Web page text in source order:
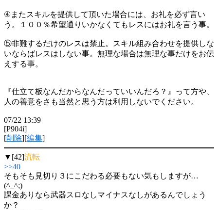
④またスキルを提供して頂いた場合には、お礼を必ず言い
う。１００％希望通りいかなくてもレスにはお礼を言う事。
⑤非難するだけのレスは禁止。スキル組み合わせを提供しな
いならばレスはしない事。無理な場合は無理な事だけをお伝
えする事。
『仕立て板なんだからなんだっていいんだろ？』って方や、
人の善意をさも当然と思う方は利用しないでください。
07/22 13:39
[P904i]
[削除][編集]
▼[42]流転
>>40
そもそも見切り３にこだわる必要もない気もしますが…
(^_^;)
課金ありなら武器スロなしマイナスなしがあるんでしょう
か？